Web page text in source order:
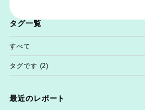
タグ一覧
すべて
タグです (2)
最近のレポート